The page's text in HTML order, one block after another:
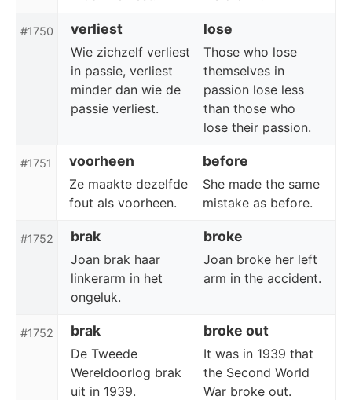
#1750 verliest lose
Wie zichzelf verliest
in passie, verliest
minder dan wie de
passie verliest.
Those who lose
themselves in
passion lose less
than those who
lose their passion.
#1751 voorheen before
Ze maakte dezelfde
fout als voorheen.
She made the same
mistake as before.
#1752 brak broke
Joan brak haar
linkerarm in het
ongeluk.
Joan broke her left
arm in the accident.
#1752 brak broke out
De Tweede
Wereldoorlog brak
uit in 1939.
It was in 1939 that
the Second World
War broke out.